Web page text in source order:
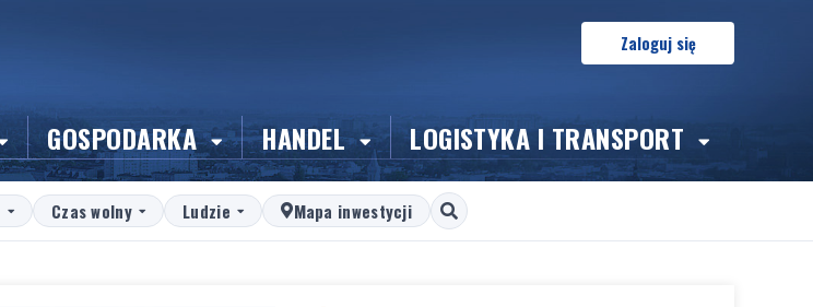
GOSPODARKA HANDEL LOGISTYKA I TRANSPORT
Zaloguj się
Czas wolny Ludzie Mapa inwestycji